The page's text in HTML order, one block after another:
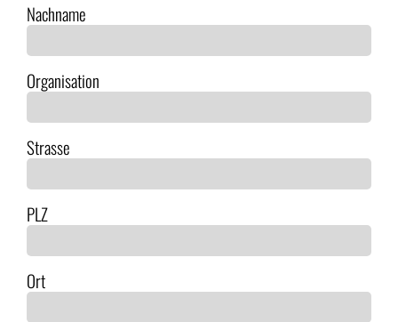
Nachname
Organisation
Strasse
PLZ
Ort